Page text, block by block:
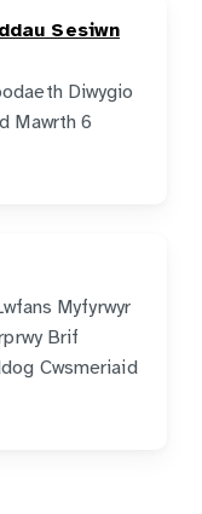
Sesiwn
Diwygio
Mawrth 6
Myfyrwyr
Brif
Cwsmeriaid